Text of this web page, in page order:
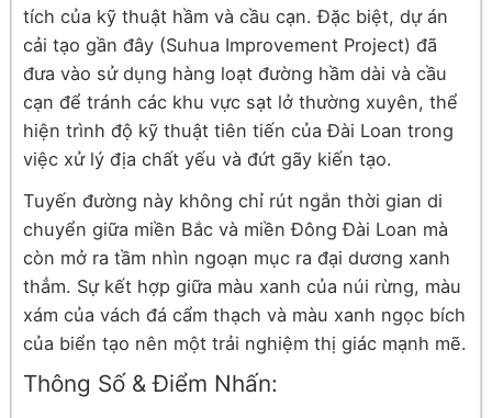
tích của kỹ thuật hầm và cầu cạn. Đặc biệt, dự án
cải tạo gần đây (Suhua Improvement Project) đã
đưa vào sử dụng hàng loạt đường hầm dài và cầu
cạn để tránh các khu vực sạt lở thường xuyên, thể
hiện trình độ kỹ thuật tiên tiến của Đài Loan trong
việc xử lý địa chất yếu và đứt gãy kiến tạo.
Tuyến đường này không chỉ rút ngắn thời gian di
chuyển giữa miền Bắc và miền Đông Đài Loan mà
còn mở ra tầm nhìn ngoạn mục ra đại dương xanh
thẳm. Sự kết hợp giữa màu xanh của núi rừng, màu
xám của vách đá cẩm thạch và màu xanh ngọc bích
của biển tạo nên một trải nghiệm thị giác mạnh mẽ.
Thông Số & Điểm Nhấn: